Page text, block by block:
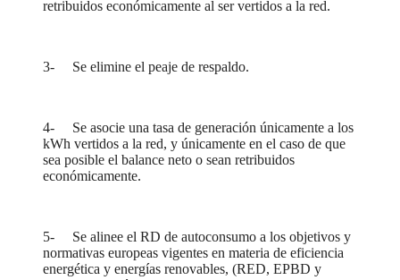
retribuidos económicamente al ser vertidos a la red.
3- Se elimine el peaje de respaldo.
4- Se asocie una tasa de generación únicamente a los
kWh vertidos a la red, y únicamente en el caso de que
sea posible el balance neto o sean retribuidos
económicamente.
5- Se alinee el RD de autoconsumo a los objetivos y
normativas europeas vigentes en materia de eficiencia
energética y energías renovables, (RED, EPBD y